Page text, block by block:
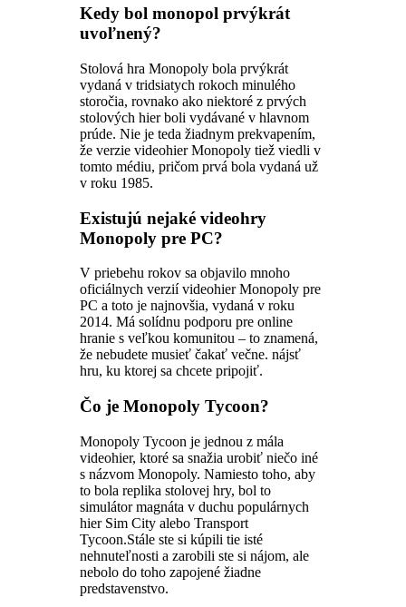
Kedy bol monopol prvýkrát
uvoľnený?
Stolová hra Monopoly bola prvýkrát
vydaná v tridsiatych rokoch minulého
storočia, rovnako ako niektoré z prvých
stolových hier boli vydávané v hlavnom
prúde. Nie je teda žiadnym prekvapením,
že verzie videohier Monopoly tiež viedli v
tomto médiu, pričom prvá bola vydaná už
v roku 1985.
Existujú nejaké videohry
Monopoly pre PC?
V priebehu rokov sa objavilo mnoho
oficiálnych verzií videohier Monopoly pre
PC a toto je najnovšia, vydaná v roku
2014. Má solídnu podporu pre online
hranie s veľkou komunitou – to znamená,
že nebudete musieť čakať večne. nájsť
hru, ku ktorej sa chcete pripojiť.
Čo je Monopoly Tycoon?
Monopoly Tycoon je jednou z mála
videohier, ktoré sa snažia urobiť niečo iné
s názvom Monopoly. Namiesto toho, aby
to bola replika stolovej hry, bol to
simulátor magnáta v duchu populárnych
hier Sim City alebo Transport
Tycoon.Stále ste si kúpili tie isté
nehnuteľnosti a zarobili ste si nájom, ale
nebolo do toho zapojené žiadne
predstavenstvo.